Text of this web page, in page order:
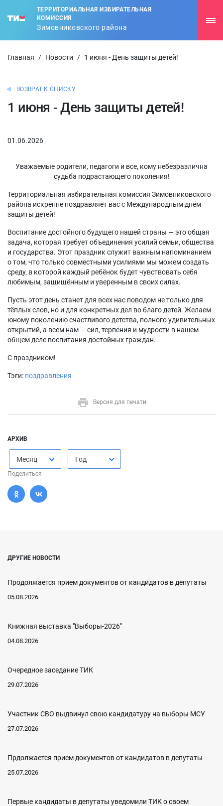
ТЕРРИТОРИАЛЬНАЯ ИЗБИРАТЕЛЬНАЯ
КОМИССИЯ
Зимовниковского района
Главная / Новости / 1 июня - День защиты детей!
ВОЗВРАТ К СПИСКУ
1 июня - День защиты детей!
01.06.2026
Уважаемые родители, педагоги и все, кому небезразлична
судьба подрастающего поколения!
Территориальная избирательная комиссия Зимовниковского
района искренне поздравляет вас с Международным днём
защиты детей!
Воспитание достойного будущего нашей страны — это общая
задача, которая требует объединения усилий семьи, общества
и государства. Этот праздник служит важным напоминанием
о том, что только совместными усилиями мы можем создать
среду, в которой каждый ребёнок будет чувствовать себя
любимым, защищённым и уверенным в своих силах.
Пусть этот день станет для всех нас поводом не только для
тёплых слов, но и для конкретных дел во благо детей. Желаем
юному поколению счастливого детства, полного удивительных
открытий, а всем нам — сил, терпения и мудрости в нашем
общем деле воспитания достойных граждан.
С праздником!
Тэги: поздравления
Версия для печати
АРХИВ
Месяц Год
Поделиться
ДРУГИЕ НОВОСТИ
Продолжается прием документов от кандидатов в депутаты
05.08.2026
Книжная выставка "Выборы-2026"
04.08.2026
Очередное заседание ТИК
29.07.2026
Участник СВО выдвинул свою кандидатуру на выборы МСУ
27.07.2026
Прдолжается прием документов от кандидатов в депутаты
25.07.2026
Первые кандидаты в депутаты уведомили ТИК о своем